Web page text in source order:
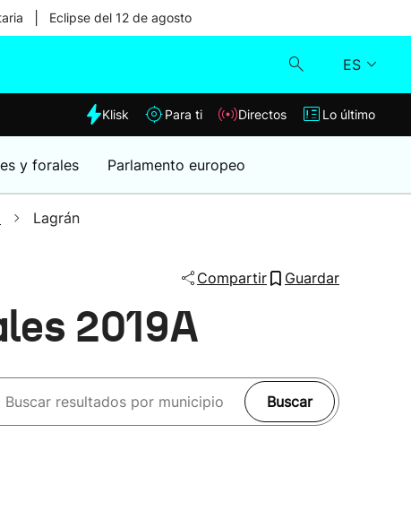
Eclipse del 12 de agosto
ES
Klisk
Lo último
Klisk Para ti Directos Lo último
y forales Parlamento europeo
Lagrán
Compartir Guardar
2019A
Buscar